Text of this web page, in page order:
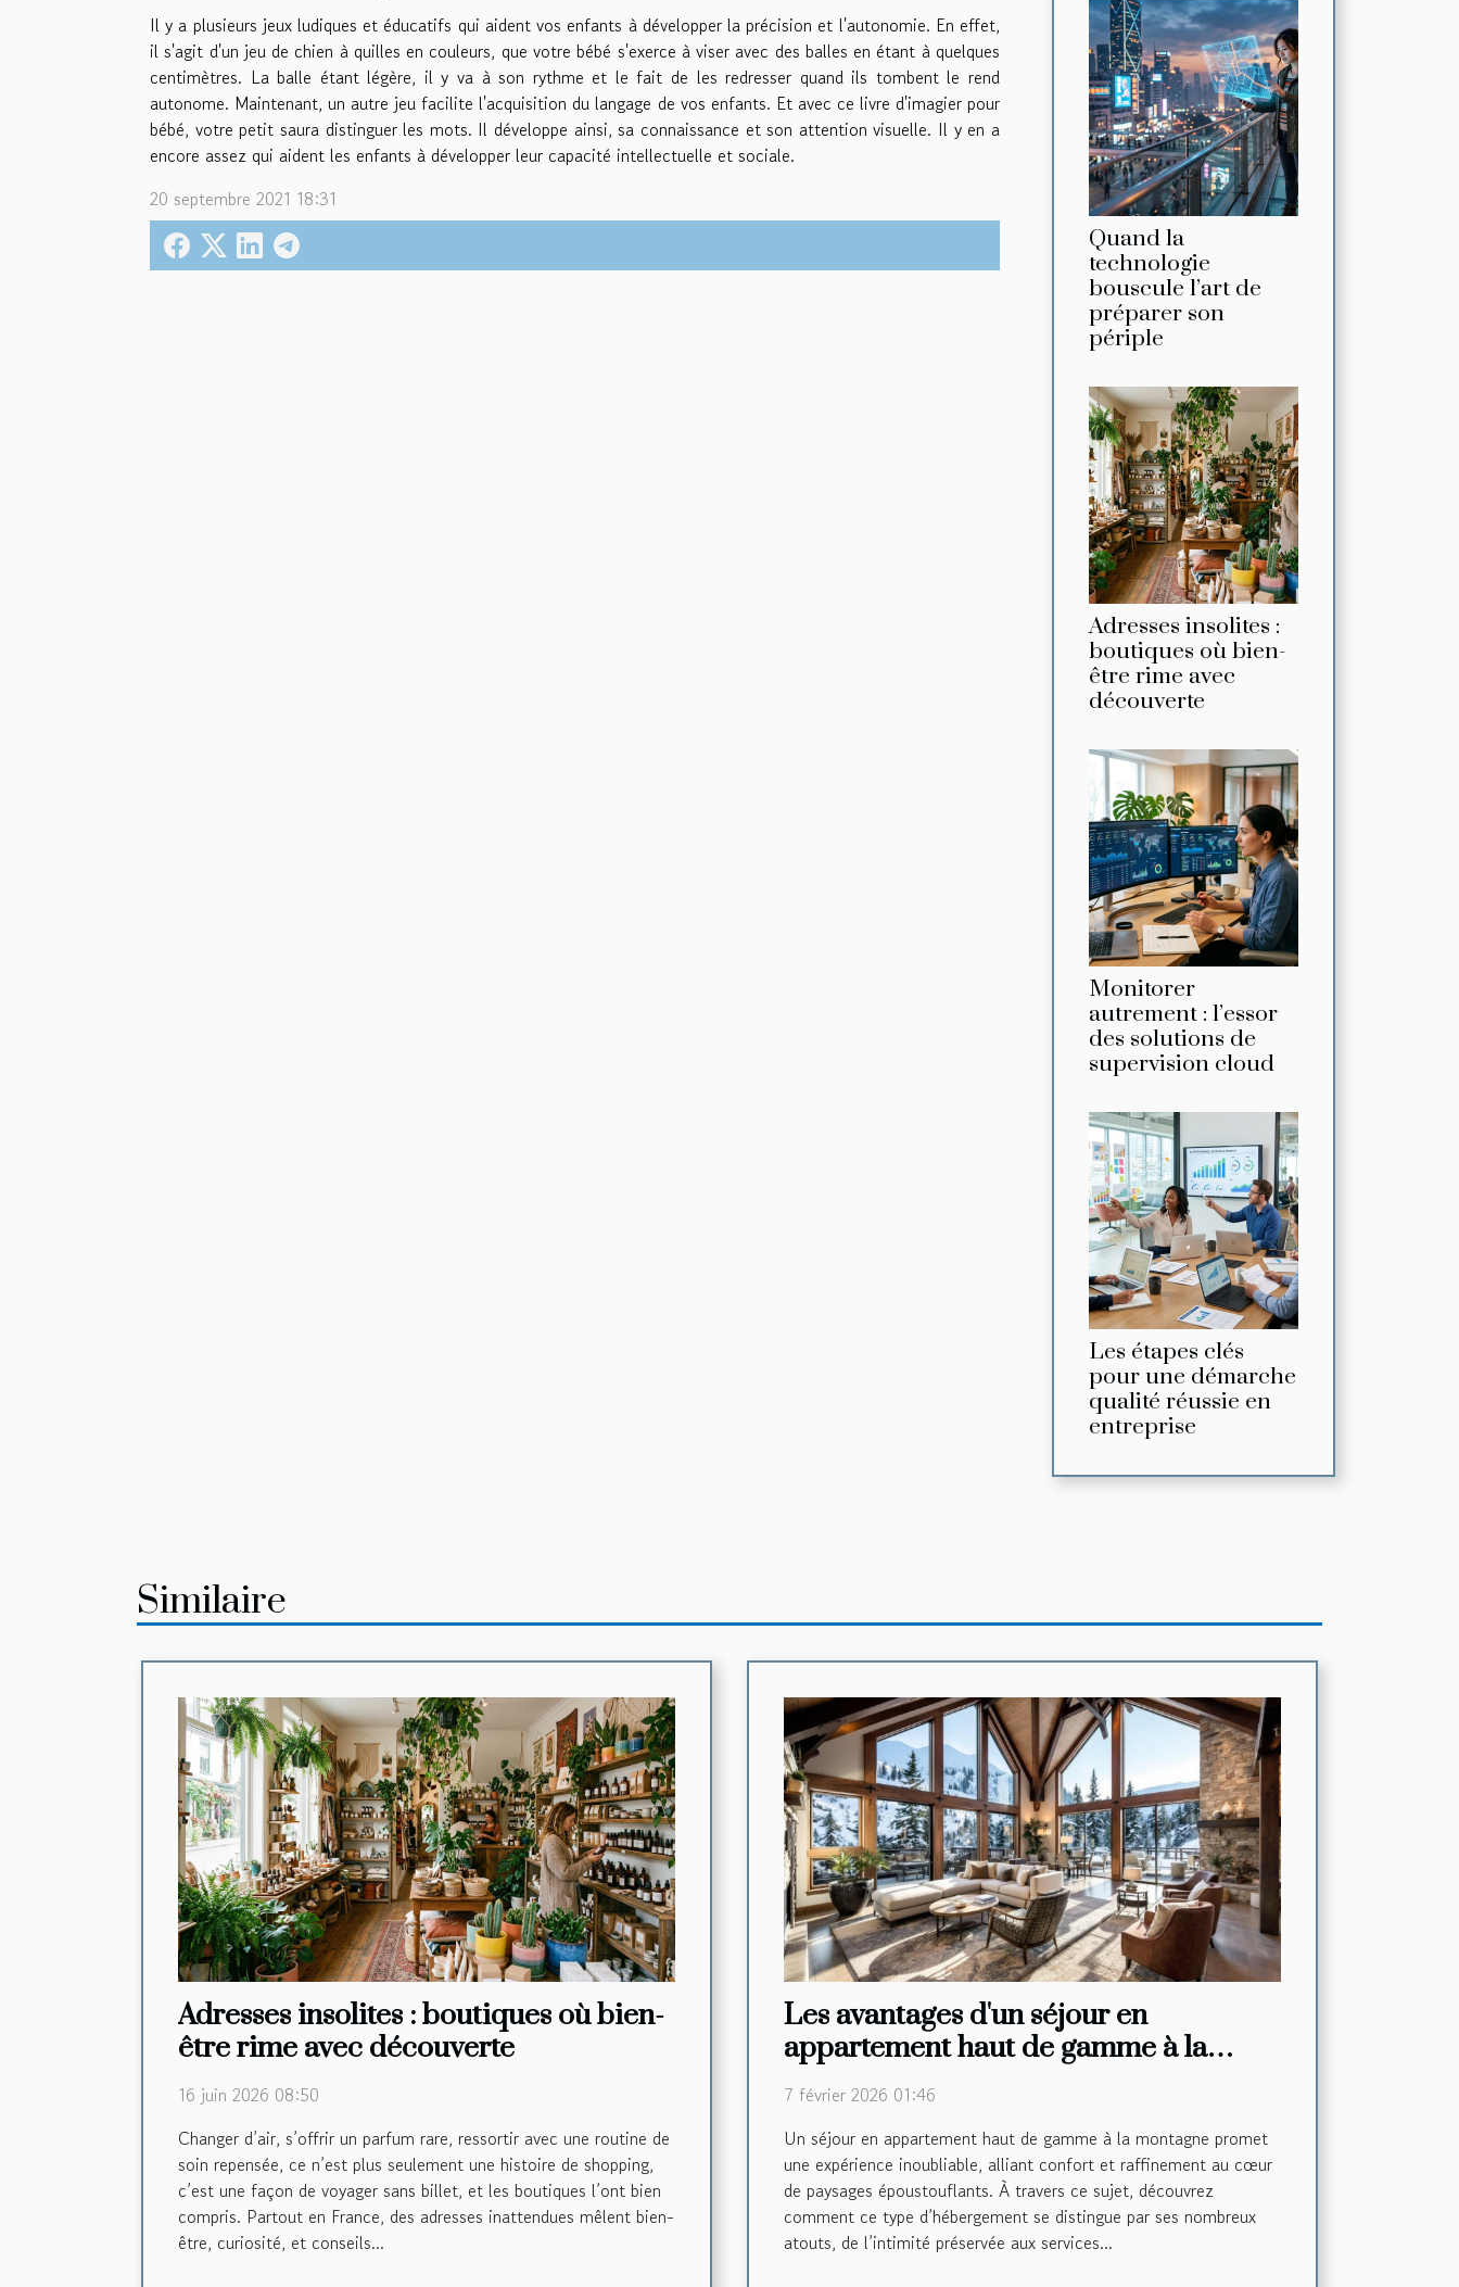
Il y a plusieurs jeux ludiques et éducatifs qui aident vos enfants à développer la précision et l'autonomie. En effet,
il s'agit d'un jeu de chien à quilles en couleurs, que votre bébé s'exerce à viser avec des balles en étant à quelques
centimètres. La balle étant légère, il y va à son rythme et le fait de les redresser quand ils tombent le rend
autonome. Maintenant, un autre jeu facilite l'acquisition du langage de vos enfants. Et avec ce livre d'imagier pour
bébé, votre petit saura distinguer les mots. Il développe ainsi, sa connaissance et son attention visuelle. Il y en a
encore assez qui aident les enfants à développer leur capacité intellectuelle et sociale.
20 septembre 2021 18:31
Quand la
technologie
bouscule l’art de
préparer son
périple
Adresses insolites :
boutiques où bien-
être rime avec
découverte
Monitorer
autrement : l’essor
des solutions de
supervision cloud
Les étapes clés
pour une démarche
qualité réussie en
entreprise
Similaire
Adresses insolites : boutiques où bien-
être rime avec découverte
16 juin 2026 08:50
Changer d’air, s’offrir un parfum rare, ressortir avec une routine de
soin repensée, ce n’est plus seulement une histoire de shopping,
c’est une façon de voyager sans billet, et les boutiques l’ont bien
compris. Partout en France, des adresses inattendues mêlent bien-
être, curiosité, et conseils...
Les avantages d'un séjour en
appartement haut de gamme à la
montagne
7 février 2026 01:46
Un séjour en appartement haut de gamme à la montagne promet
une expérience inoubliable, alliant confort et raffinement au cœur
de paysages époustouflants. À travers ce sujet, découvrez
comment ce type d’hébergement se distingue par ses nombreux
atouts, de l’intimité préservée aux services...